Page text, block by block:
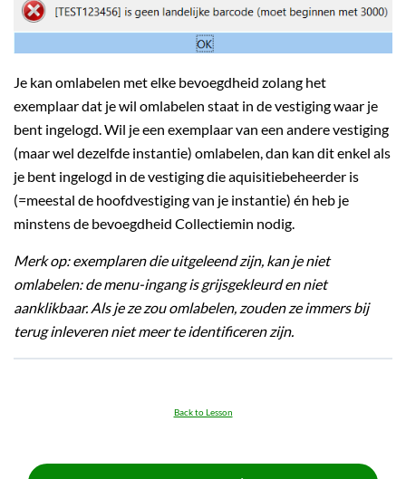
Je kan omlabelen met elke bevoegdheid zolang het
exemplaar dat je wil omlabelen staat in de vestiging waar je
bent ingelogd. Wil je een exemplaar van een andere vestiging
(maar wel dezelfde instantie) omlabelen, dan kan dit enkel als
je bent ingelogd in de vestiging die aquisitiebeheerder is
(=meestal de hoofdvestiging van je instantie) én heb je
minstens de bevoegdheid Collectiemin nodig.
Merk op: exemplaren die uitgeleend zijn, kan je niet
omlabelen: de menu-ingang is grijsgekleurd en niet
aanklikbaar. Als je ze zou omlabelen, zouden ze immers bij
terug inleveren niet meer te identificeren zijn.
Back to Lesson